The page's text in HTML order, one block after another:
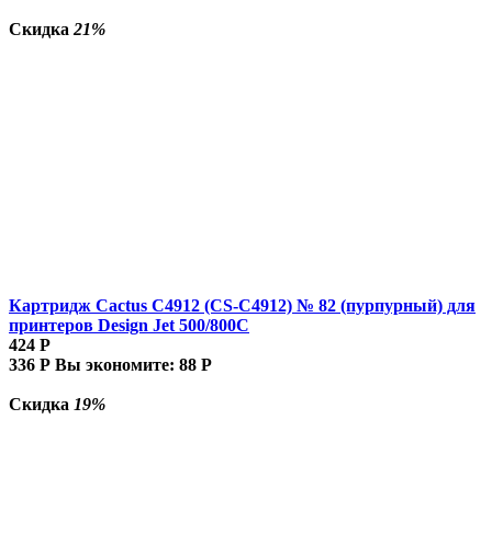
Скидка 21%
Картридж Cactus C4912 (CS-C4912) № 82 (пурпурный) для
принтеров Design Jet 500/800C
424 Р
336 Р Вы экономите: 88 Р
Скидка 19%